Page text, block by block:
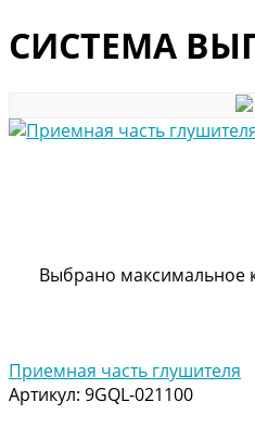
СИСТЕМА
Выбрано максимальное
Приемная часть глушителя
Артикул: 9GQL-021100